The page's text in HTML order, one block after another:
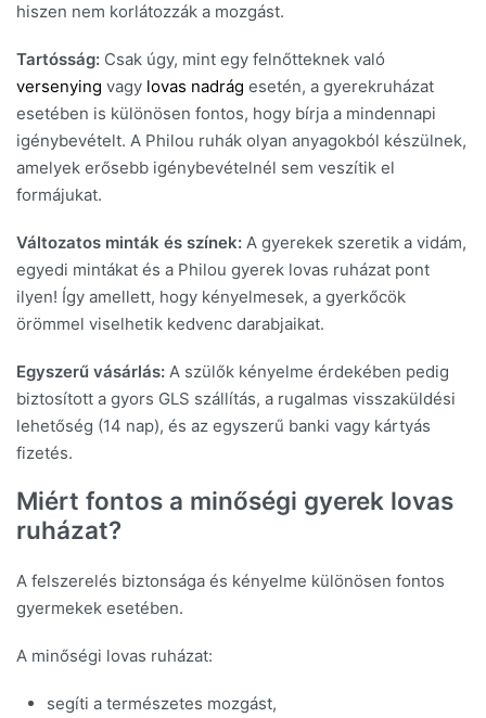
hiszen nem korlátozzák a mozgást.
Tartósság: Csak úgy, mint egy felnőtteknek való
versenying vagy lovas nadrág esetén, a gyerekruházat
esetében is különösen fontos, hogy bírja a mindennapi
igénybevételt. A Philou ruhák olyan anyagokból készülnek,
amelyek erősebb igénybevételnél sem veszítik el
formájukat.
Változatos minták és színek: A gyerekek szeretik a vidám,
egyedi mintákat és a Philou gyerek lovas ruházat pont
ilyen! Így amellett, hogy kényelmesek, a gyerkőcök
örömmel viselhetik kedvenc darabjaikat.
Egyszerű vásárlás: A szülők kényelme érdekében pedig
biztosított a gyors GLS szállítás, a rugalmas visszaküldési
lehetőség (14 nap), és az egyszerű banki vagy kártyás
fizetés.
Miért fontos a minőségi gyerek lovas
ruházat?
A felszerelés biztonsága és kényelme különösen fontos
gyermekek esetében.
A minőségi lovas ruházat:
segíti a természetes mozgást,